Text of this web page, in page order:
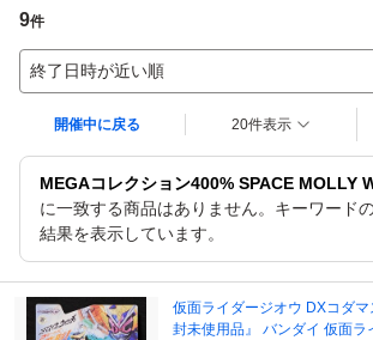
9件
終了日時が近い順
開催中に戻る 20件表示
MEGAコレクション400% SPACE MOLLY
に一致する商品はありません。キーワード
結果を表示しています。
仮面ライダージオウ DXコダ
封未使用品』 バンダイ 仮面ラ